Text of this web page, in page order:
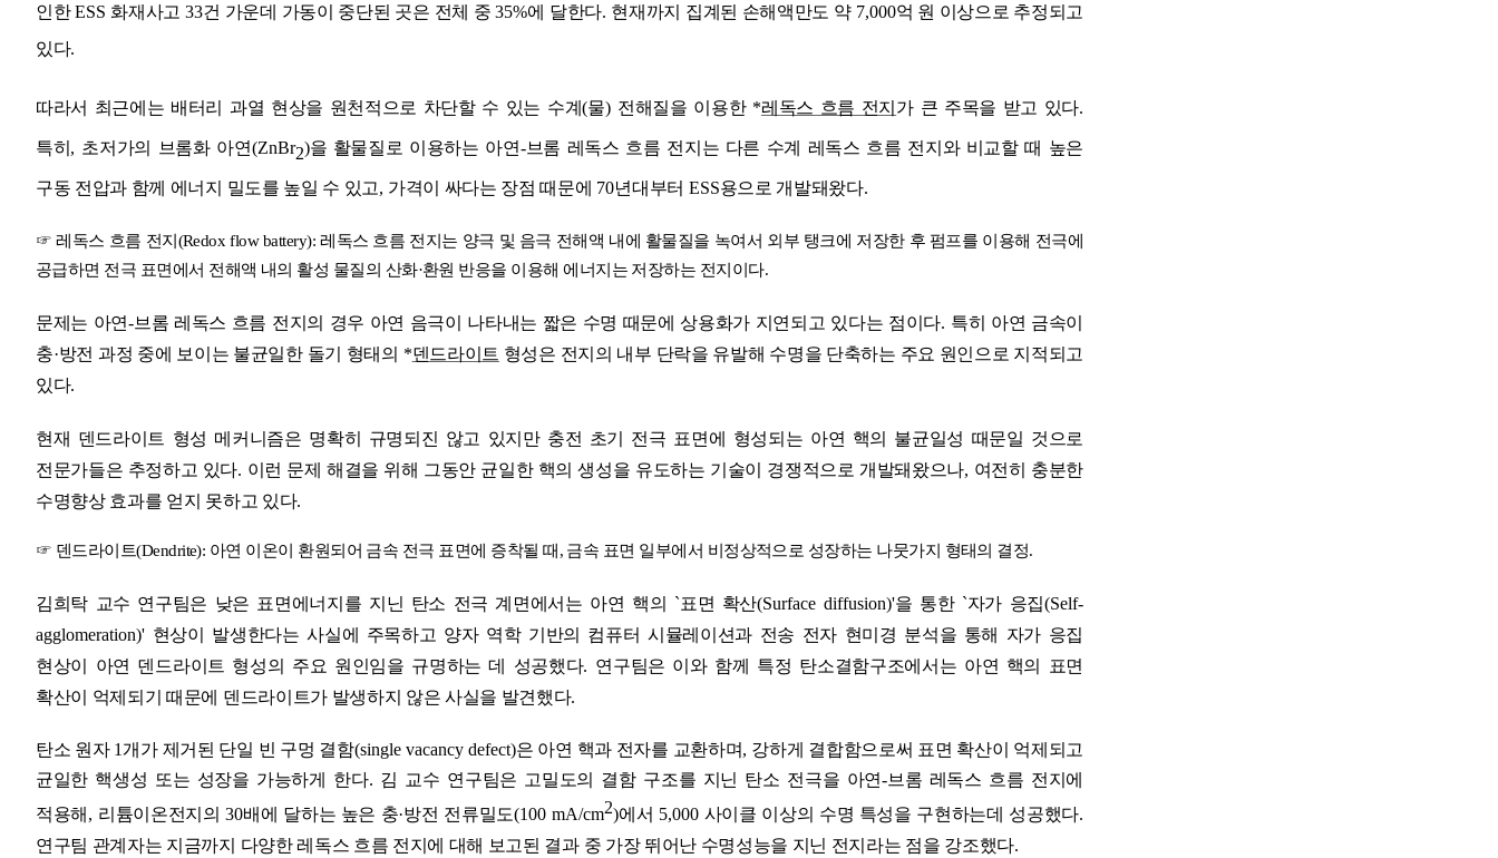
인한ESS 화재사고33건 가운데 가동이 중단된 곳은 전체 중35%에 달한다. 현재까지 집계된 손해액만도 약 7,000억 원 이상으로 추정되고
있다.
따라서 최근에는 배터리 과열 현상을 원천적으로 차단할 수 있는 수계(물) 전해질을 이용한 *레독스 흐름 전지 가 큰 주목을 받고 있다.
특히 , 초저가의 브롬화 아연(ZnBr2)을 활물질로 이용하는 아연-브롬 레독스 흐름 전지는 다른 수계 레독스 흐름 전지와 비교할 때 높은
구동 전압과 함께 에너지 밀도를 높일 수 있고, 가격이 싸다는 장점 때문에 70년대부터 ESS용으로 개발돼왔다.
☞레독스 흐름 전지 (Redox flow battery):레독스 흐름 전지는 양극 및 음극 전해액 내에 활물질을 녹여서 외부 탱크에 저장한 후 펌프를 이용해 전극에
공급하면 전극 표면에서 전해액 내의 활성 물질의 산화·환원 반응을 이용해 에너지는 저장하는 전지이다.
문제는 아연-브롬 레독스 흐름 전지의 경우 아연 음극이 나타내는 짧은 수명 때문에 상용화가 지연되고 있다는 점이다. 특히 아연 금속이
충·방전 과정 중에 보이는 불균일한 돌기 형태의 *덴드라이트 형성은 전지의 내부 단락을 유발해 수명을 단축하는 주요 원인으로 지적되고
있다.
현재 덴드라이트 형성 메커니즘은 명확히 규명되진 않고 있지만 충전 초기 전극 표면에 형성되는 아연 핵의 불균일성 때문일 것으로
전문가들은 추정하고 있다. 이런 문제 해결을 위해 그동안 균일한 핵의 생성을 유도하는 기술이 경쟁적으로 개발돼왔으나, 여전히 충분한
수명향상 효과를 얻지 못하고 있다.
☞ 덴드라이트(Dendrite): 아연 이온이 환원되어 금속 전극 표면에 증착될 때 , 금속 표면 일부에서 비정상적으로 성장하는 나뭇가지 형태의 결정.
김희탁 교수 연구팀은 낮은 표면에너지를 지닌 탄소 전극 계면에서는 아연 핵의 `표면 확산(Surface diffusion)'을 통한 `자가 응집(Self-
agglomeration)' 현상이 발생한다는 사실에 주목하고 양자 역학 기반의 컴퓨터 시뮬레이션과 전송 전자 현미경 분석을 통해 자가 응집
현상이 아연 덴드라이트 형성의 주요 원인임을 규명하는 데 성공했다. 연구팀은 이와 함께 특정 탄소결함구조에서는 아연 핵의 표면
확산이 억제되기 때문에 덴드라이트가 발생하지 않은 사실을 발견했다.
탄소 원자 1개가 제거된 단일 빈 구멍 결함(single vacancy defect)은 아연 핵과 전자를 교환하며, 강하게 결합함으로써 표면 확산이 억제되고
균일한 핵생성 또는 성장을 가능하게 한다. 김 교수 연구팀은 고밀도의 결함 구조를 지닌 탄소 전극을 아연-브롬 레독스 흐름 전지에
적용해 , 리튬이온전지의30배에 달하는 높은 충·방전 전류밀도(100 mA/cm2)에서 5,000 사이클 이상의 수명 특성을 구현하는데 성공했다.
연구팀 관계자는 지금까지 다양한 레독스 흐름 전지에 대해 보고된 결과 중 가장 뛰어난 수명성능을 지닌 전지라는 점을 강조했다.